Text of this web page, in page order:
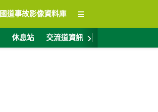
國道事故影像資料庫 ≡
休息站 交流道資訊 ›